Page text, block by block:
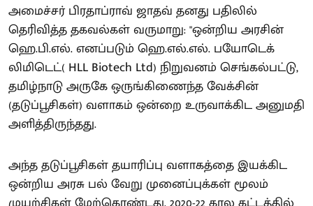
அமைச்சர் பிரதாப்ராவ் ஜாதவ் தனது பதிலில்
தெரிவித்த தகவல்கள் வருமாறு: "ஒன்றிய அரசின்
ஹெ.பி.எல். எனப்படும் ஹெ.எல்.எல். பயோடெக்
லிமிடெட்( HLL Biotech Ltd) நிறுவனம் செங்கல்பட்டு,
தமிழ்நாடு அருகே ஒருங்கிணைந்த வேக்சின்
(தடுப்பூசிகள்) வளாகம் ஒன்றை உருவாக்கிட அனுமதி
அளித்திருந்தது.
அந்த தடுப்பூசிகள் தயாரிப்பு வளாகத்தை இயக்கிட
ஒன்றிய அரசு பல் வேறு முனைப்புக்கள் மூலம்